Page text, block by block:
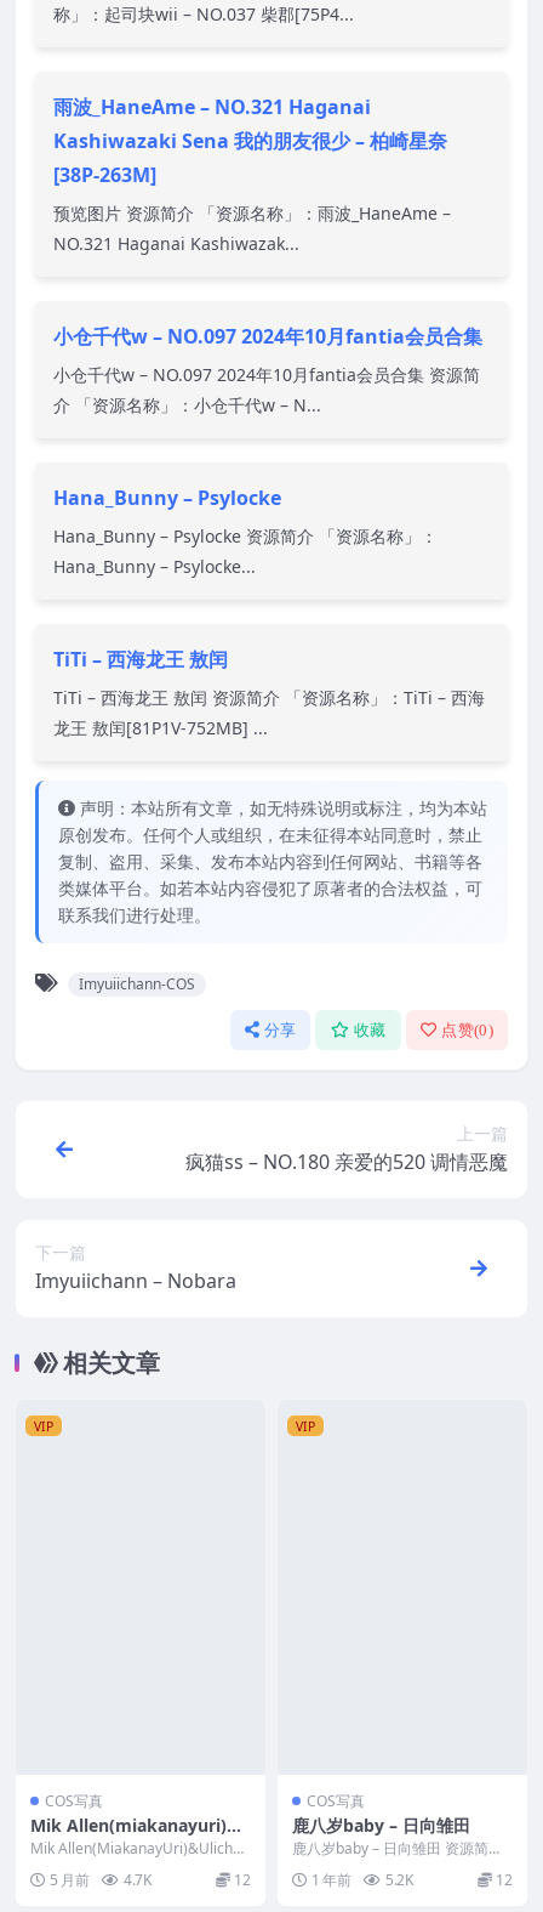
称」：起司块wii – NO.037 柴郡[75P4...
雨波_HaneAme – NO.321 Haganai
Kashiwazaki Sena 我的朋友很少 – 柏崎星奈
[38P-263M]
预览图片 资源简介 「资源名称」：雨波_HaneAme –
NO.321 Haganai Kashiwazak...
小仓千代w – NO.097 2024年10月fantia会员合集
小仓千代w – NO.097 2024年10月fantia会员合集 资源简
介 「资源名称」：小仓千代w – N...
Hana_Bunny – Psylocke
Hana_Bunny – Psylocke 资源简介 「资源名称」：
Hana_Bunny – Psylocke...
TiTi – 西海龙王 敖闰
TiTi – 西海龙王 敖闰 资源简介 「资源名称」：TiTi – 西海
龙王 敖闰[81P1V-752MB] ...
声明：本站所有文章，如无特殊说明或标注，均为本站
原创发布。任何个人或组织，在未征得本站同意时，禁止
复制、盗用、采集、发布本站内容到任何网站、书籍等各
类媒体平台。如若本站内容侵犯了原著者的合法权益，可
联系我们进行处理。
Imyuiichann-COS
分享 收藏 点赞(0)
上一篇
疯猫ss – NO.180 亲爱的520 调情恶魔
下一篇
Imyuiichann – Nobara
相关文章
VIP
COS写真
Mik Allen(miakanayuri)&
Ulichan – Magik & Luna S
now FULL SET
Mik Allen(MiakanayUri)&Ulichan
5 月前 4.7K 12
VIP
COS写真
鹿八岁baby – 日向雏田
鹿八岁baby – 日向雏田 资源简介
「资源名称」：鹿八岁baby – 日
向雏...1 年前 5.2K 12